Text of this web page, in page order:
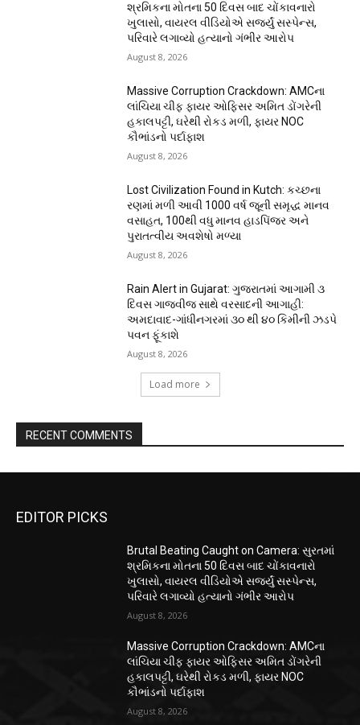
શ્રમિકના મોતના 50 દિવસ બાદ ચોંકાવનારો
ખુલાસો, વાયરલ વીડિયોએ સર્જ્યું સસ્પેન્સ,
પરિવારે લગાવ્યો હત્યાનો ગંભીર આરોપ
August 8, 2026
Massive Corruption Crackdown: AMCના
લાંચિયા ચીફ ફાયર ઓફિસર અમિત ડોંગરેની
હકાલપટ્ટી, ઘરેથી રોકડ મળી, ફાયર NOC
કૌભાંડનો પર્દાફાશ
August 8, 2026
Lost Civilization Found in Kutch: કચ્છના
રણમાં મળી આવી 1000 વર્ષ જૂની સમૃદ્ધ માનવ
વસાહત, 100થી વધુ માનવ હાડપિંજર અને
પુરાતત્વીય અવશેષો મળ્યા
August 8, 2026
Rain Alert in Gujarat: ગુજરાતમાં આગામી ૩
દિવસ ગાજવીજ સાથે વરસાદની આગાહી:
અમદાવાદ-ગાંધીનગરમાં ૩૦ થી ૪૦ કિમીની ઝડપે
પવન ફૂંકાશે
August 8, 2026
Load more
RECENT COMMENTS
EDITOR PICKS
Brutal Beating Caught on Camera: સુરતમાં
શ્રમિકના મોતના 50 દિવસ બાદ ચોંકાવનારો
ખુલાસો, વાયરલ વીડિયોએ સર્જ્યું સસ્પેન્સ,
પરિવારે લગાવ્યો હત્યાનો ગંભીર આરોપ
August 8, 2026
Massive Corruption Crackdown: AMCના
લાંચિયા ચીફ ફાયર ઓફિસર અમિત ડોંગરેની
હકાલપટ્ટી, ઘરેથી રોકડ મળી, ફાયર NOC
કૌભાંડનો પર્દાફાશ
August 8, 2026